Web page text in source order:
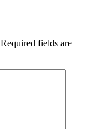
Required fields are